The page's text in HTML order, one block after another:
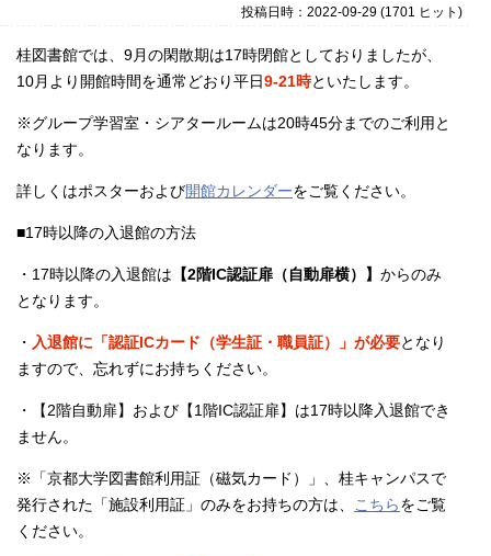
投稿日時：2022-09-29(1701 ヒット )
桂図書館では、9月の閑散期は17時閉館としておりましたが、
10月より開館時間を通常どおり平日9-21時といたします。
※グループ学習室・シアタールームは20時45分までのご利用と
なります。
詳しくはポスターおよび開館カレンダーをご覧ください。
■17時以降の入退館の方法
・17時以降の入退館は 【2階IC認証扉（自動扉横）】 からのみ
となります。
・ 入退館に「認証ICカード（学生証・職員証）」が必要となり
ますので、忘れずにお持ちください。
・【2階自動扉】および【1階IC認証扉】は17時以降入退館でき
ません。
※「京都大学図書館利用証（磁気カード）」、桂キャンパスで
発行された「施設利用証」のみをお持ちの方は、
こちらをご覧
ください。